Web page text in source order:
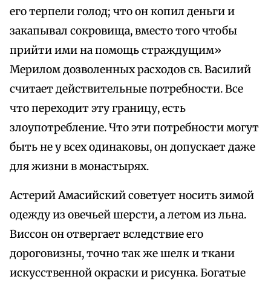
его терпели голод; что он копил деньги и
закапывал сокровища, вместо того чтобы
прийти ими на помощь страждущим»
Мерилом дозволенных расходов св. Василий
считает действительные потребности. Все
что переходит эту границу, есть
злоупотребление. Что эти потребности могут
быть не у всех одинаковы, он допускает даже
для жизни в монастырях.
Астерий Амасийский советует носить зимой
одежду из овечьей шерсти, а летом из льна.
Виссон он отвергает вследствие его
дороговизны, точно так же шелк и ткани
искусственной окраски и рисунка. Богатые